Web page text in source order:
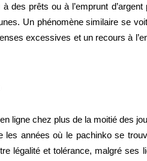
des prêts ou à l’emprunt d’argent
Un phénomène similaire se
excessives et un recours à
ligne chez plus de la moitié des
les années où le pachinko se
légalité et tolérance, malgré ses